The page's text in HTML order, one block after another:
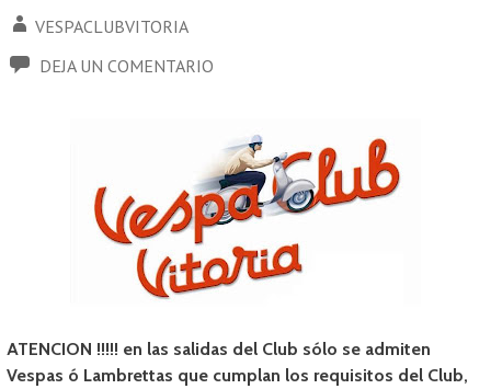
VESPACLUBVITORIA
DEJA UN COMENTARIO
ATENCION !!!!! en las salidas del Club sólo se admiten
Vespas ó Lambrettas que cumplan los requisitos del Club,